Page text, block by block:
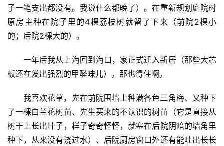
子一笔支出都没有。我说什么都晚了）。在重新规划庭院时
原房主种在院子里的4棵荔枝树就留了下来（前院2棵小
的；后院2棵大的）。
一年后我从上海回到海口，家正式迁入新居（那些大芯
板还在发出强烈的甲醛味儿）。那也得住啊。
我喜欢花草，先在前院围墙上种满各色三角梅、又种下
了一棵白兰花树苗、先生买来的不认识的树苗（它是直接从
树干上长出叶子，样子奇奇怪怪，就塞在后院阴暗的墙角里
种下，从来没有浇过水）、后院厨房窗口外还有能吐出长长